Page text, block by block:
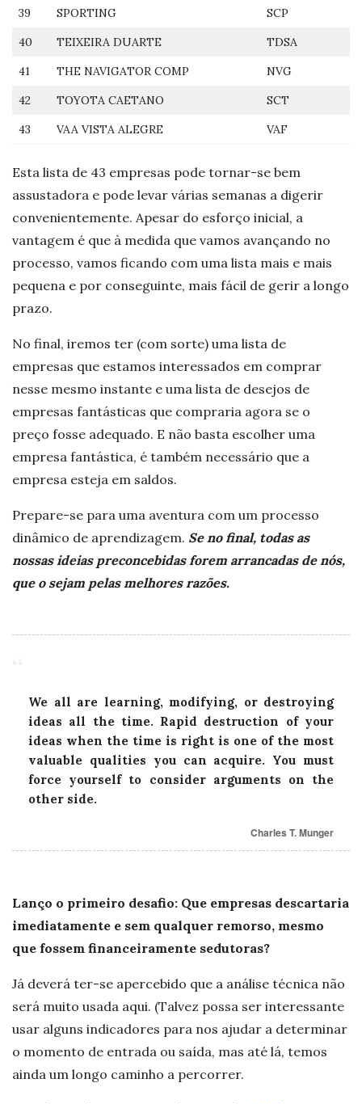
39 SPORTING
SCP
40
TEIXEIRA DUARTE
TDSA
41
THE NAVIGATOR COMP
NVG
42
TOYOTA CAETANO
SCT
43
VAA VISTA ALEGRE VAF
Esta lista de 43 empresas pode tornar-se bem
assustadora e pode levar várias semanas a digerir
convenientemente. Apesar do esforço inicial, a
vantagem é que à medida que vamos avançando no
processo, vamos ficando com uma lista mais e mais
pequena e por conseguinte, mais fácil de gerir a longo
prazo.
No final, iremos ter (com sorte) uma lista de
empresas que estamos interessados em comprar
nesse mesmo instante e uma lista de desejos de
empresas fantásticas que compraria agora se o
preço fosse adequado. E não basta escolher uma
empresa fantástica, é também necessário que a
empresa esteja em saldos.
Prepare-se para uma aventura com um processo
dinâmico de aprendizagem. Se no final, todas as
nossas ideias preconcebidas forem arrancadas de nós,
que o sejam pelas melhores razões.
We all are learning, modifying, or destroying
ideas all the time. Rapid destruction of your
ideas when the time is right is one of the most
valuable qualities you can acquire. You must
force yourself to consider arguments on the
other side.
Charles T. Munger
Lanço o primeiro desafio: Que empresas descartaria
imediatamente e sem qualquer remorso, mesmo
que fossem financeiramente sedutoras?
Já deverá ter-se apercebido que a análise técnica não
será muito usada aqui. (Talvez possa ser interessante
usar alguns indicadores para nos ajudar a determinar
o momento de entrada ou saída, mas até lá, temos
ainda um longo caminho a percorrer.